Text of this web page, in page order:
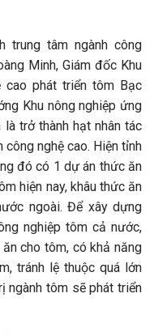
trung tâm ngành công
Minh, Giám đốc Khu
cao phát triển tôm Bạc
Khu nông nghiệp ứng
trở thành hạt nhân tác
nghệ cao. Hiện tỉnh
đó có 1 dự án thức ăn
hiện nay, khâu thức ăn
ngoài. Để xây dựng
nghiệp tôm cả nước,
cho tôm, có khả năng
tránh lệ thuộc quá lớn
ngành tôm sẽ phát triển